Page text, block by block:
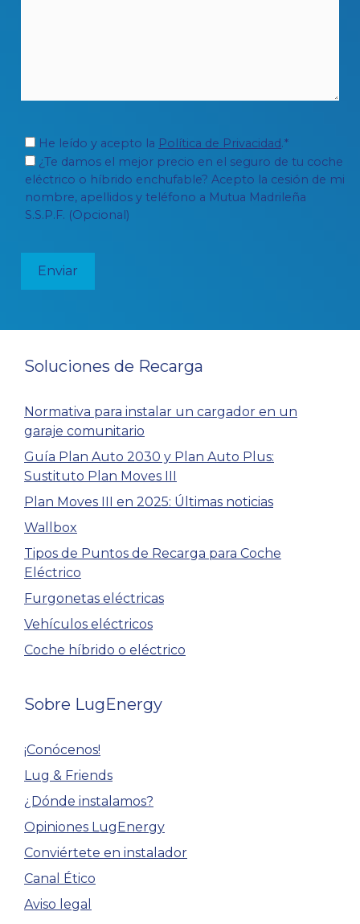
He leído y acepto la Política de Privacidad.*
¿Te damos el mejor precio en el seguro de tu coche
eléctrico o híbrido enchufable? Acepto la cesión de mi
nombre, apellidos y teléfono a Mutua Madrileña
S.S.P.F. (Opcional)
Soluciones de Recarga
Normativa para instalar un cargador en un
garaje comunitario
Guía Plan Auto 2030 y Plan Auto Plus:
Sustituto Plan Moves III
Plan Moves III en 2025: Últimas noticias
Wallbox
Tipos de Puntos de Recarga para Coche
Eléctrico
Furgonetas eléctricas
Vehículos eléctricos
Coche híbrido o eléctrico
Sobre LugEnergy
¡Conócenos!
Lug & Friends
¿Dónde instalamos?
Opiniones LugEnergy
Conviértete en instalador
Canal Ético
Aviso legal